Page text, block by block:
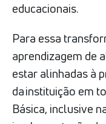
educacionais.
Para essa
aprendizagem de
estar alinhadas à
da instituição em
Básica, inclusive